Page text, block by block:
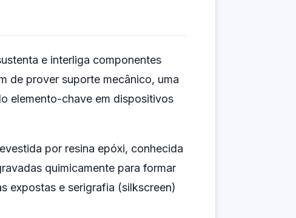
e interliga componentes
de prover suporte mecânico, uma
elemento-chave em dispositivos
por resina epóxi, conhecida
quimicamente para formar
expostas e serigrafia (silkscreen)